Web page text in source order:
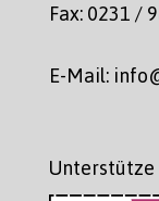
Fax: 0231 /
E-Mail:
Unterstütze